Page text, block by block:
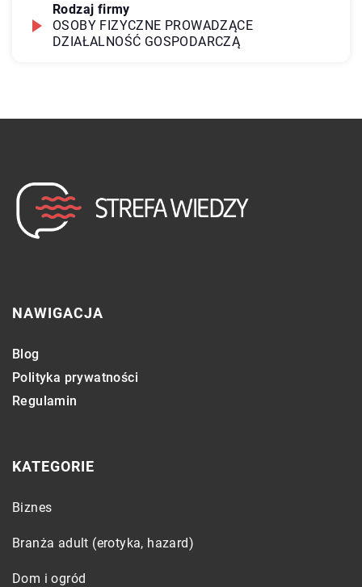
Rodzaj firmy
OSOBY FIZYCZNE PROWADZĄCE
DZIAŁALNOŚĆ GOSPODARCZĄ
NAWIGACJA
Blog
Polityka prywatności
Regulamin
KATEGORIE
Biznes
Branża adult (erotyka, hazard)
Dom i ogród